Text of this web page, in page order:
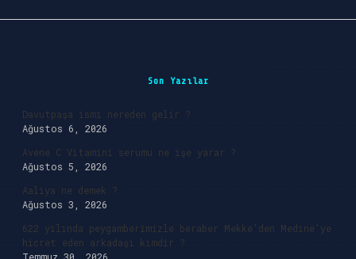
Son Yazılar
Davutpaşa ismi nereden gelir ?
Ağustos 6, 2026
Avene C Vitamini serumu ne işe yarar ?
Ağustos 5, 2026
Aaliya ne demek ?
Ağustos 3, 2026
622 yılında peygamberimizle beraber Mekke’den Medine’ye
hicret eden arkadaşı kimdir ?